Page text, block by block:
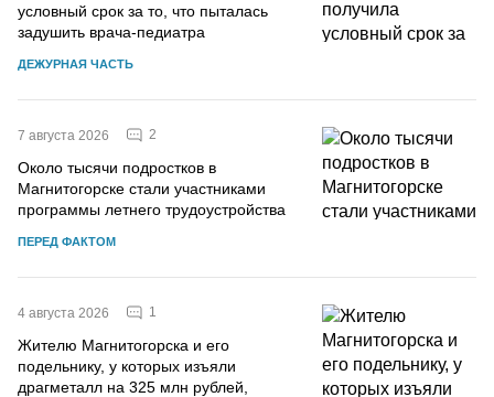
условный срок за то, что пыталась
задушить врача-педиатра
ДЕЖУРНАЯ ЧАСТЬ
7 августа 2026 2
Около тысячи подростков в
Магнитогорске стали участниками
программы летнего трудоустройства
ПЕРЕД ФАКТОМ
4 августа 2026 1
Жителю Магнитогорска и его
подельнику, у которых изъяли
драгметалл на 325 млн рублей,